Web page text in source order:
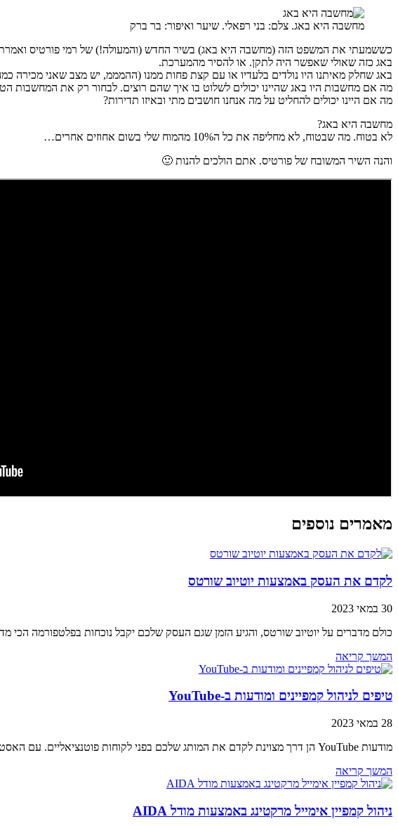
מחשבה היא באג. צלם: בני רפאלי. שיער ואיפור: בר ברק
כששמעתי את המשפט הזה (מחשבה היא באג) בשיר החדש (והמעולה!) של רמי פורטיס
באג כזה שאולי שאפשר היה לתקן. או להסיר מהמערכת.
באג שחלק מאיתנו היו נולדים בלעדיו או עם קצת פחות ממנו (ההמממ, יש מצב שאני מכירה
מה אם מחשבות היו באג שהיינו יכולים לשלוט בו איך שהם רוצים. לבחור רק את המחשבות
מה אם היינו יכולים להחליט על מה אנחנו חושבים מתי ובאיזו תדירות?
מחשבה היא באג?
לא בטוח. מה שבטוח, לא מחליפה את כל ה10% מהמוח שלי בשום אחוזים אחרים…
והנה השיר המשובח של פורטיס. אתם הולכים להנות 🙂
מאמרים נוספים
לקדם את העסק באמצעות יוטיוב שורטס
30 במאי 2023
כולם מדברים על יוטיוב שורטס, והגיע הזמן שגם העסק שלכם יקבל נוכחות בפלטפורמה
המשך קריאה
טיפים לניהול קמפיינים ומודעות ב-YouTube
28 במאי 2023
מודעות YouTube הן דרך מצוינת לקדם את המותג שלכם בפני לקוחות פוטנציאליים. עם האסטרטגיה הנכונה, ניתן להשתמש בכלי רב עוצמה זה כדי להגיע ליותר אנשים
המשך קריאה
ניהול קמפיין אימייל מרקטינג באמצעות מודל AIDA